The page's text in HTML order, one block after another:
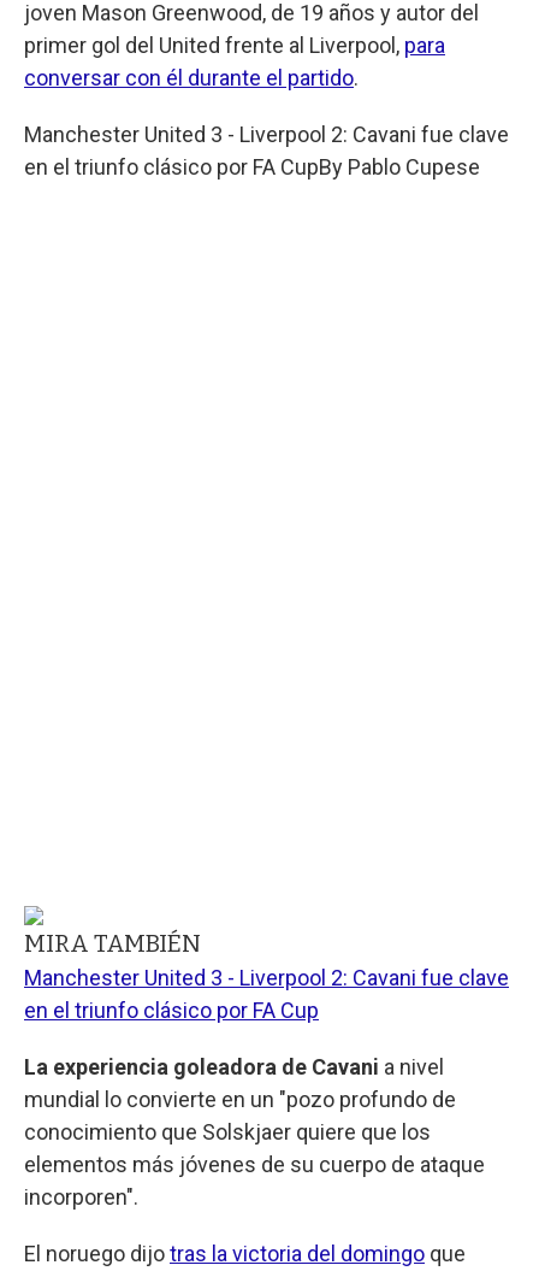
joven Mason Greenwood, de 19 años y autor del
primer gol del United frente al Liverpool, para
conversar con él durante el partido.
Manchester United 3 - Liverpool 2: Cavani fue clave
en el triunfo clásico por FA CupBy Pablo Cupese
MIRA TAMBIÉN
Manchester United 3 - Liverpool 2: Cavani fue clave
en el triunfo clásico por FA Cup
La experiencia goleadora de Cavani a nivel
mundial lo convierte en un "pozo profundo de
conocimiento que Solskjaer quiere que los
elementos más jóvenes de su cuerpo de ataque
incorporen".
El noruego dijotras la victoria del domingo que